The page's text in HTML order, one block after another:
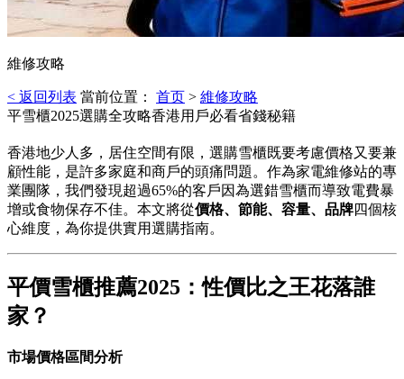
維修攻略
< 返回列表 當前位置： 首页 > 維修攻略
平雪櫃2025選購全攻略香港用戶必看省錢秘籍
香港地少人多，居住空間有限，選購雪櫃既要考慮價格又要兼
顧性能，是許多家庭和商戶的頭痛問題。作為家電維修站的專
業團隊，我們發現超過65%的客戶因為選錯雪櫃而導致電費暴
增或食物保存不佳。本文將從價格、節能、容量、品牌四個核
心維度，為你提供實用選購指南。
平價雪櫃推薦2025：性價比之王花落誰
家？
市場價格區間分析